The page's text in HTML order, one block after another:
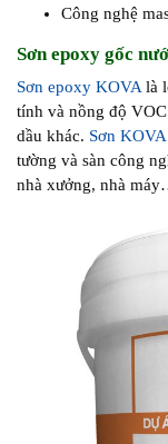
Công nghệ
Sơn epoxy gốc
Sơn epoxy KOVA là
tính và nồng độ
dầu khác. Sơn KOVA
tường và sàn công
nhà xưởng, nhà